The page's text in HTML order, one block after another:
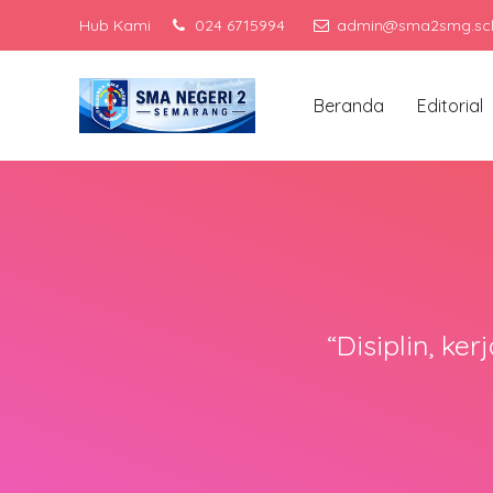
Hub Kami 024 6715994
Beranda Editorial
“Disiplin,